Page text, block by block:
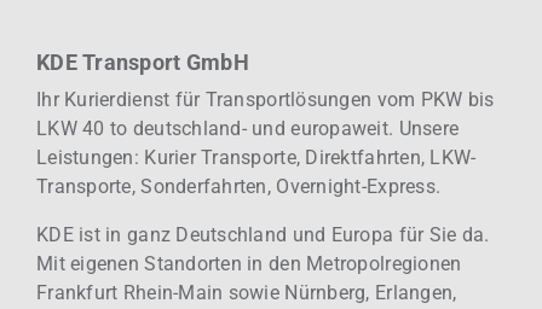
KDE Transport GmbH
Ihr Kurierdienst für Transportlösungen vom PKW bis
LKW 40 to deutschland- und europaweit. Unsere
Leistungen: KurierTransporte, Direktfahrten, LKW-
Transporte, Sonderfahrten, Overnight-Express.
KDE ist in ganz Deutschland und Europa für Sie da.
Mit eigenen Standorten in den Metropolregionen
Frankfurt Rhein-Main sowie Nürnberg, Erlangen,